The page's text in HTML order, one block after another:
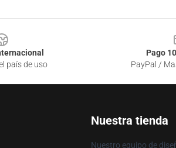
país de uso
Pago
PayPal /
Nuestra tienda
Nuestro equipo de